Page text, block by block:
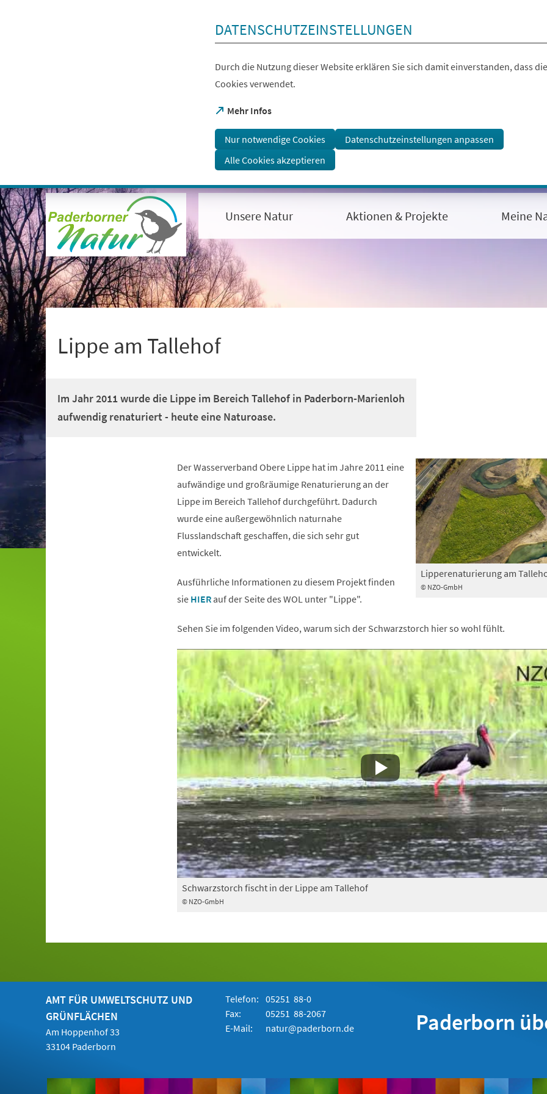
Visuelle
Assistenzsoftware
öffnen.
Mit
der
Tastatur
erreichbar
über
ALT
+
1
DATENSCHUTZEINSTELLUNGEN
Durch die Nutzung dieser Website erklären Sie sich damit einverstanden, dass
Cookies verwendet.
Mehr Infos
(Öffnet
einem
neuen
Tab)
Nur notwendige Cookies
Datenschutzeinstellungen anpassen
Alle Cookies akzeptieren
Unsere Natur Aktionen & Projekte Meine
Lippe am Tallehof
Im Jahr 2011 wurde die Lippe im Bereich Tallehof in Paderborn-Marienloh
aufwendig renaturiert - heute eine Naturoase.
© NZO-GmbH
Lipperenaturierung am
Der Wasserverband Obere Lippe hat im Jahre 2011 eine
aufwändige und großräumige Renaturierung an der
Lippe im Bereich Tallehof durchgeführt. Dadurch
wurde eine außergewöhnlich naturnahe
Flusslandschaft geschaffen, die sich sehr gut
entwickelt.
Ausführliche Informationen zu diesem Projekt finden
sie HIERauf der Seite des WOL unter "Lippe".
Sehen Sie im folgenden Video, warum sich der Schwarzstorch hier so wohl fühlt.
© NZO-GmbH
Schwarzstorch fischt in der Lippe am Tallehof
AMT FÜR UMWELTSCHUTZ UND
GRÜNFLÄCHEN
Am Hoppenhof 33
33104 Paderborn
Telefon: 05251 88-0
Fax:
05251 88-2067
E-Mail:
natur@paderborn.de Paderborn